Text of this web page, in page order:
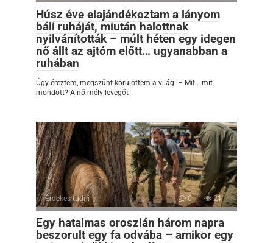
Húsz éve elajándékoztam a lányom
báli ruháját, miután halottnak
nyilvánították – múlt héten egy idegen
nő állt az ajtóm előtt… ugyanabban a
ruhában
Úgy éreztem, megszűnt körülöttem a világ. – Mit… mit
mondott? A nő mély levegőt
Érdekes tudni 0 21
Egy hatalmas oroszlán három napra
beszorult egy fa odvába – amikor egy